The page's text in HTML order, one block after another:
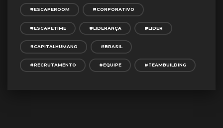
#ESCAPEROOM #CORPORATIVO
#ESCAPETIME #LIDERANÇA #LIDER
#CAPITALHUMANO #BRASIL
#RECRUTAMENTO #EQUIPE #TEAMBUILDING